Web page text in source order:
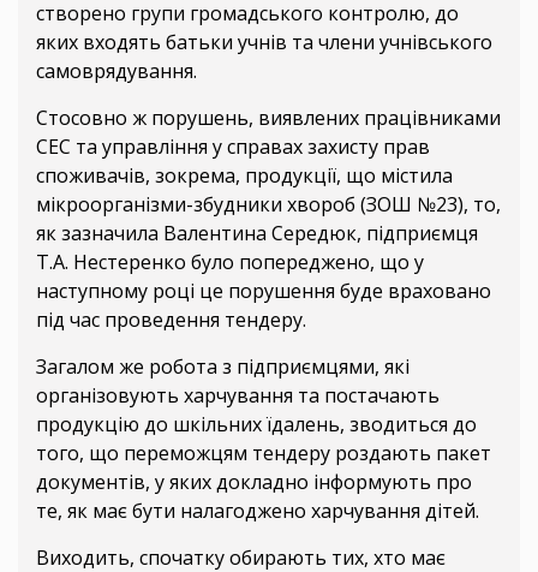
створено групи громадського контролю, до
яких входять батьки учнів та члени учнівського
самоврядування.
Стосовно ж порушень, виявлених працівниками
СЕС та управління у справах захисту прав
споживачів, зокрема, продукції, що містила
мікроорганізми-збудники хвороб (ЗОШ №23), то,
як зазначила Валентина Середюк, підприємця
Т.А. Нестеренко було попереджено, що у
наступному році це порушення буде враховано
під час проведення тендеру.
Загалом же робота з підприємцями, які
організовують харчування та постачають
продукцію до шкільних їдалень, зводиться до
того, що переможцям тендеру роздають пакет
документів, у яких докладно інформують про
те, як має бути налагоджено харчування дітей.
Виходить, спочатку обирають тих, хто має